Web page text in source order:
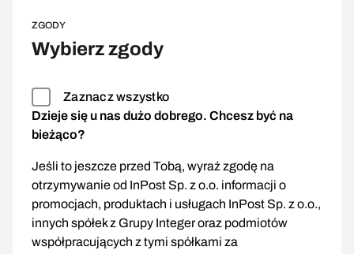
ZGODY
Wybierz zgody
Zaznacz wszystko
Dzieje się u nas dużo dobrego. Chcesz być na
bieżąco?
Jeśli to jeszcze przed Tobą, wyraź zgodę na
otrzymywanie od InPost Sp. z o.o. informacji o
promocjach, produktach i usługach InPost Sp. z o.o.,
innych spółek z Grupy Integer oraz podmiotów
współpracujących z tymi spółkami za